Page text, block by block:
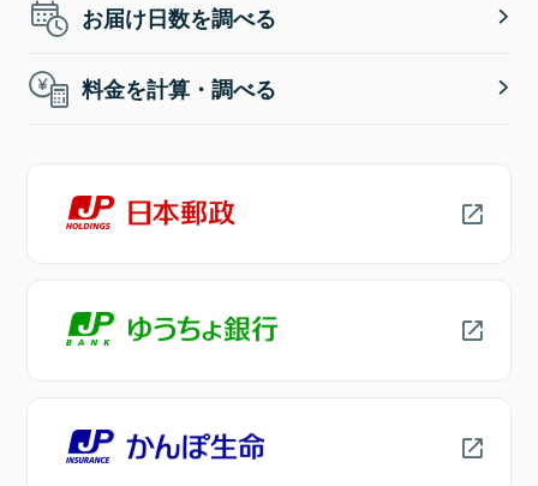
お届け日数を調べる
料金を計算・調べる